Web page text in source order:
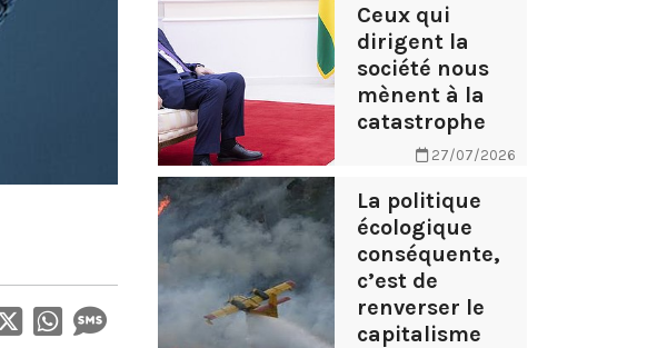
Ceux qui
dirigent la
société nous
mènent à la
catastrophe
27/07/2026
La politique
écologique
conséquente,
c’est de
renverser le
capitalisme